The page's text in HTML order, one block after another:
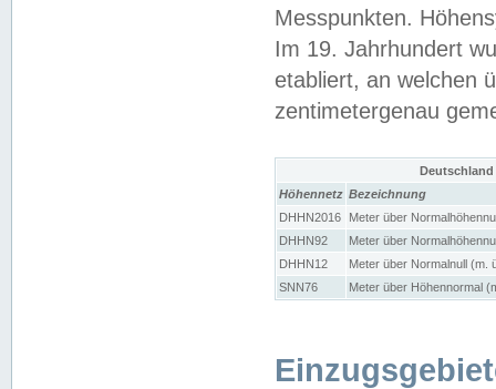
Messpunkten.
Im 19. Jahrhundert
etabliert, an welchen
zentimetergenau
Höhennetz Bezeichnung
DHHN2016
Meter über
DHHN92
Meter über
DHHN12
Meter über Normalnull (m.
SNN76
Meter über Höhennormal